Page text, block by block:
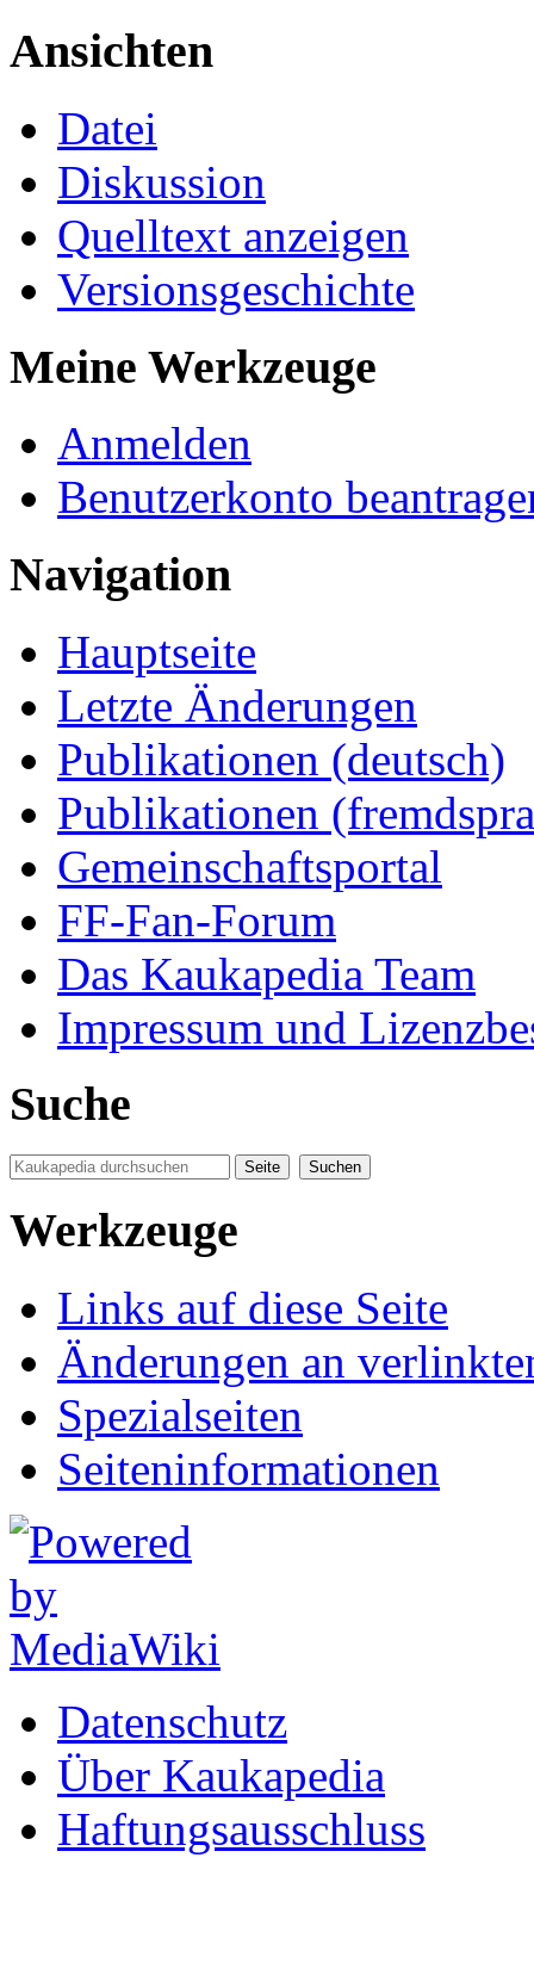
Ansichten
Datei
Diskussion
Quelltext anzeigen
Versionsgeschichte
Meine Werkzeuge
Anmelden
Benutzerkonto
Navigation
Hauptseite
Letzte Änderungen
Publikationen (deutsch)
Publikationen
Gemeinschaftsportal
FF-Fan-Forum
Das Kaukapedia Team
Impressum und
Suche
Werkzeuge
Links auf diese Seite
Änderungen an
Spezialseiten
Seiten­informationen
Datenschutz
Über Kaukapedia
Haftungsausschluss